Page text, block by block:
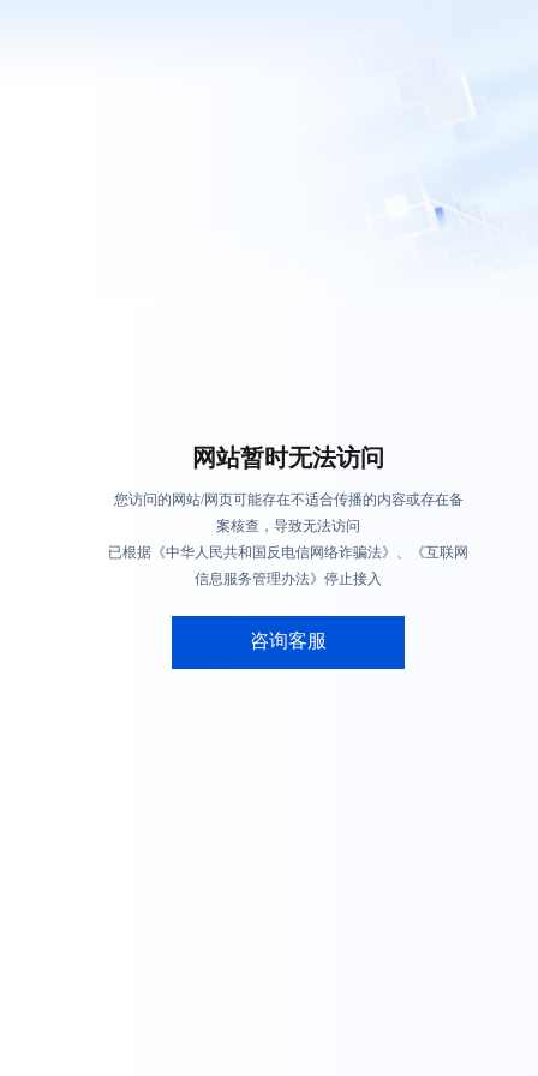
网站暂时无法访问
您访问的网站/网页可能存在不适合传播的内容或存在备
案核查，导致无法访问
已根据《中华人民共和国反电信网络诈骗法》、《互联网
信息服务管理办法》停止接入
咨询客服